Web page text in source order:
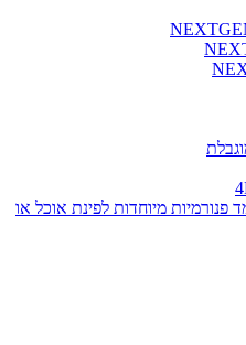
פנורמיות מיוחדות לפינת אוכל או